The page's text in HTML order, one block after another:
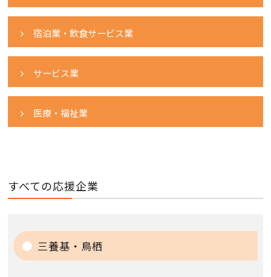
宿泊業・飲食サービス業
サービス業
医療・福祉業
すべての応援企業
三養基・鳥栖